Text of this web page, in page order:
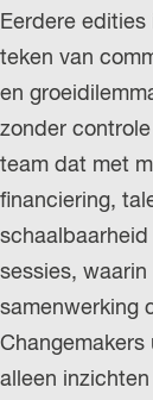
Eerdere
teken van
en
zonder
team dat met
financiering,
sessies,
samenwerking
alleen